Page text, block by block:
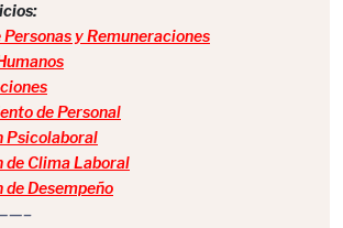
Personas y Remuneraciones
de Personal
Psicolaboral
de Clima Laboral
de Desempeño